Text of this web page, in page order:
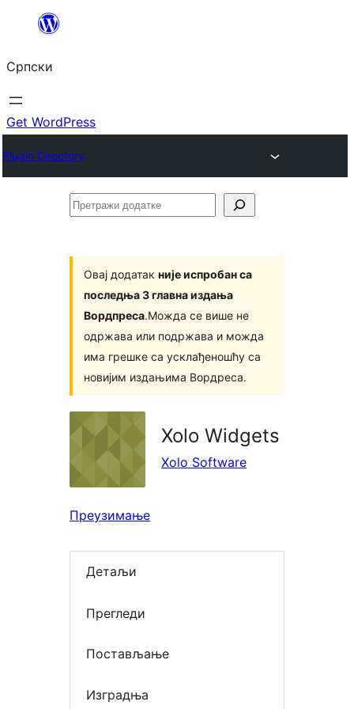
Скочи
садржај
Српски
Get WordPress
Plugin Directory
Претражи
Овај додатак није испробан са
последња 3 главна издања
Вордпреса.Можда се више не
одржава или подржава и можда
има грешке са усклађеношћу са
новијим издањима Вордреса.
Xolo Widgets
Xolo Software
Преузимање
Детаљи
Прегледи
Постављање
Изградња